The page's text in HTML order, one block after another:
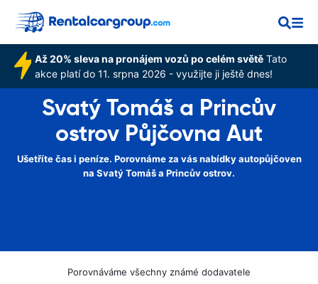
Až 20% sleva na pronájem vozů po celém světě Tato
akce platí do 11. srpna 2026 - využijte ji ještě dnes!
Svatý Tomáš a Princův
ostrov Půjčovna Aut
Ušetříte čas i peníze. Porovnáme za vás nabídky autopůjčoven
na Svatý Tomáš a Princův ostrov.
Porovnáváme všechny známé dodavatele